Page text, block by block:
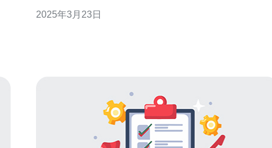
助大家了解其性能表现。 我们选择在香港地区进行测试，
2025年3月23日